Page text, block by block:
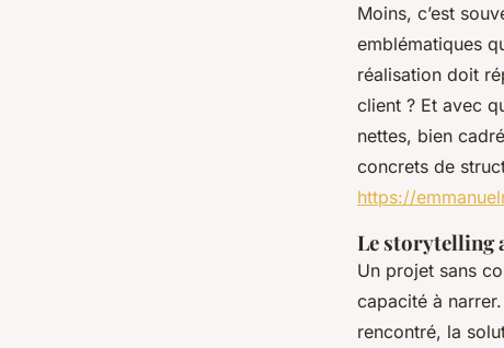
Moins, c’est
emblématiques
réalisation doit
client ? Et avec
nettes, bien
concrets de
https://
Le storytelling
Un projet sans
capacité à
rencontré, la